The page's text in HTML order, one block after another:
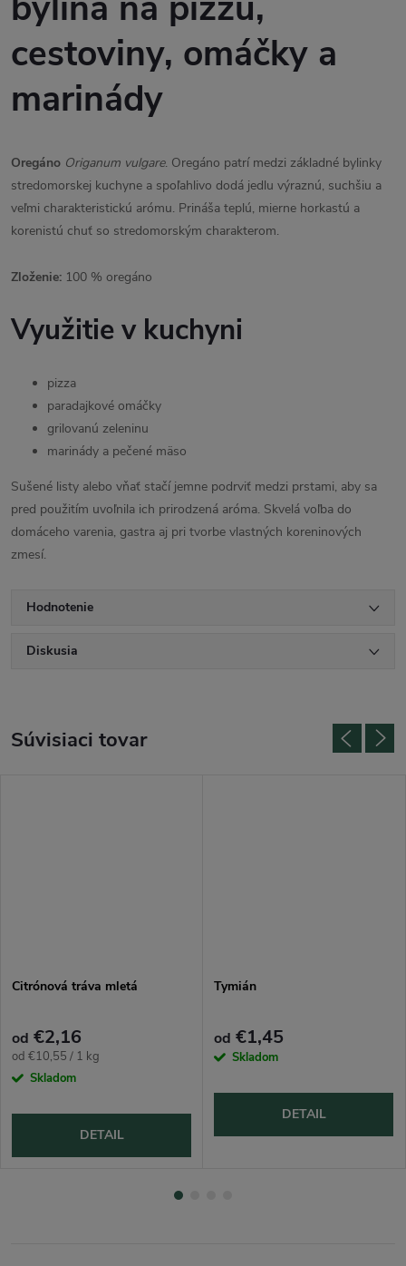
cestoviny, omáčky a
marinády
Oregáno Origanum vulgare. Oregáno patrí medzi základné bylinky
stredomorskej kuchyne a spoľahlivo dodá jedlu výraznú, suchšiu a
veľmi charakteristickú arómu. Prináša teplú, mierne horkastú a
korenistú chuť so stredomorským charakterom.
Zloženie: 100 % oregáno
Využitie v kuchyni
pizza
paradajkové omáčky
grilovanú zeleninu
marinády a pečené mäso
Sušené listy alebo vňať stačí jemne podrviť medzi prstami, aby sa
pred použitím uvoľnila ich prirodzená aróma. Skvelá voľba do
domáceho varenia, gastra aj pri tvorbe vlastných koreninových
zmesí.
Hodnotenie
Diskusia
Súvisiaci tovar
Citrónová tráva mletá
od €2,16
Jednotková
cena:
od €10,55 / 1 kg
Skladom
DETAIL
Tymián
od €1,45
Skladom
DETAIL